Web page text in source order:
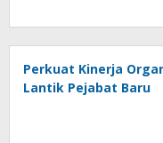
Perkuat Kinerja
Lantik Pejabat Baru